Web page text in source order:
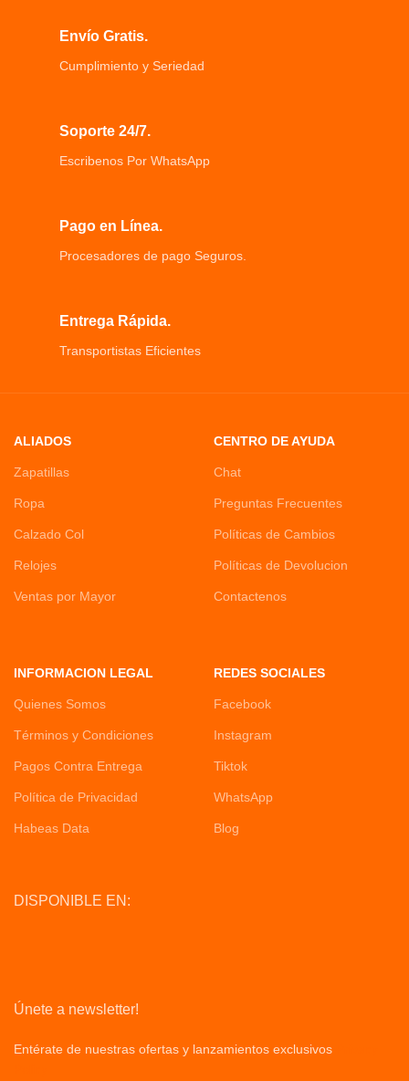
ingredientes utilizados.
cosas simples e intuitivas
cuatro sensores de carga de alta
Envío Gratis.
Cumplimiento y Seriedad
Soporte 24/7.
Escribenos Por WhatsApp
Pago en Línea.
Procesadores de pago Seguros.
Entrega Rápida.
Transportistas Eficientes
ALIADOS
Zapatillas
Ropa
Calzado Col
Relojes
Ventas por Mayor
CENTRO DE AYUDA
Chat
Preguntas Frecuentes
Políticas de Cambios
Políticas de Devolucion
Contactenos
INFORMACION LEGAL
Quienes Somos
Términos y Condiciones
Pagos Contra Entrega
Política de Privacidad
Habeas Data
REDES SOCIALES
Facebook
Instagram
Tiktok
WhatsApp
Blog
DISPONIBLE EN:
Únete a newsletter!
Entérate de nuestras ofertas y lanzamientos exclusivos